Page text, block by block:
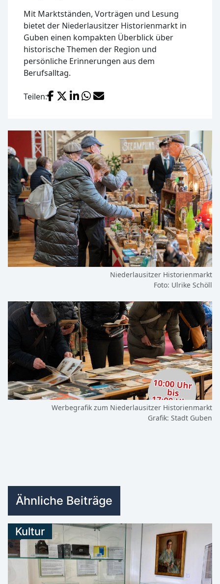
Mit Marktständen, Vorträgen und Lesung
bietet der Niederlausitzer Historienmarkt in
Guben einen kompakten Überblick über
historische Themen der Region und
persönliche Erinnerungen aus dem
Berufsalltag.
Teilen: Facebook
X (Twitter)
LinkedIn
WhatsApp
Niederlausitzer Historienmarkt
Foto: Ulrike Schöll
Werbegrafik zum Niederlausitzer Historienmarkt
Grafik: Stadt Guben
Ähnliche Beiträge
Kultur